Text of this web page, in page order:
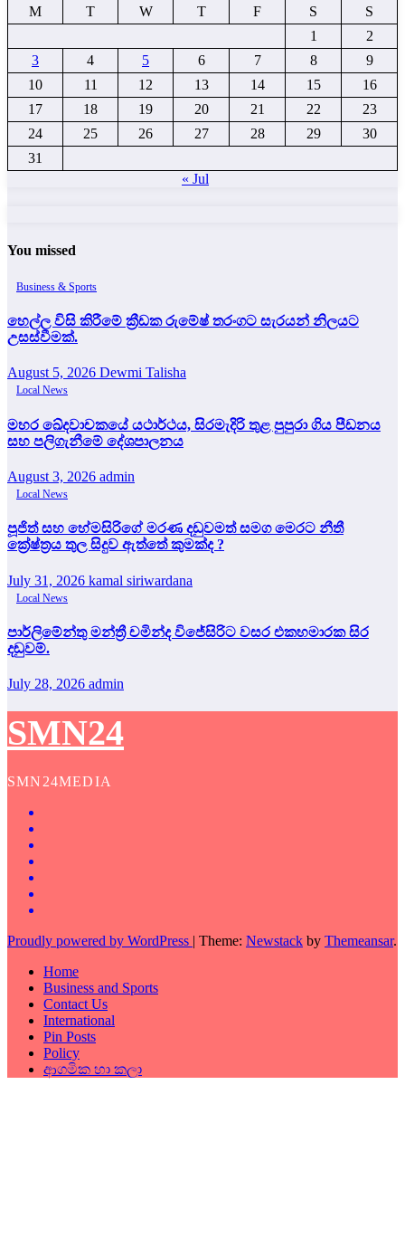
M
T W T F S
S
1
2
3
4 5 6 7 8
9
10
11 12 13 14 15
16
17
18 19 20 21 22
23
24
25 26 27 28 29
30
31
« Jul
You missed
Business & Sports
හෙල්ල විසි කිරීමේ ක්‍රීඩක රුමේෂ් තරංගට සැරයන් නිලයට
උසස්වීමක්.
August 5, 2026 Dewmi Talisha
Local News
මහර ඛේදවාචකයේ යථාර්ථය, සිරමැදිරි තුළ පුපුරා ගිය පීඩනය
සහ පලිගැනීමේ දේශපාලනය
August 3, 2026 admin
Local News
පූජිත් සහ හේමසිරිගේ මරණ දඩුවමත් සමග මෙරට නීතී
ක්‍රේෂ්ත්‍රය තුල සිදුව ඇත්තේ කුමක්ද ?
July 31, 2026 kamal siriwardana
Local News
පාර්ලිමේන්තු මන්ත්‍රී චමින්ද විජේසිරිට වසර එකහමාරක සිර
දඬුවම්.
July 28, 2026 admin
SMN24
SMN24MEDIA
Proudly powered by WordPress | Theme: Newstack by Themeansar.
Home
Business and Sports
Contact Us
International
Pin Posts
Policy
ආගමික හා කලා